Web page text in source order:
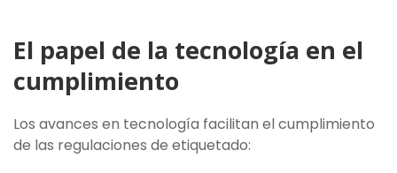
El papel de la tecnología en el
cumplimiento
Los avances en tecnología facilitan el cumplimiento
de las regulaciones de etiquetado: